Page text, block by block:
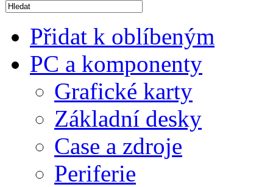
Přidat k oblíbeným
PC a komponenty
Grafické karty
Základní desky
Case a zdroje
Periferie